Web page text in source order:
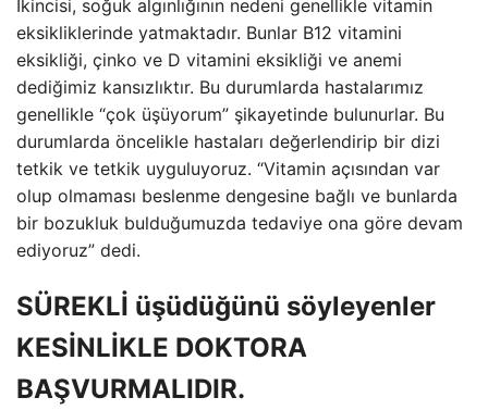
İkincisi, soğuk algınlığının nedeni genellikle vitamin
eksikliklerinde yatmaktadır. Bunlar B12 vitamini
eksikliği, çinko ve D vitamini eksikliği ve anemi
dediğimiz kansızlıktır. Bu durumlarda hastalarımız
genellikle “çok üşüyorum” şikayetinde bulunurlar. Bu
durumlarda öncelikle hastaları değerlendirip bir dizi
tetkik ve tetkik uyguluyoruz. “Vitamin açısından var
olup olmaması beslenme dengesine bağlı ve bunlarda
bir bozukluk bulduğumuzda tedaviye ona göre devam
ediyoruz” dedi.
SÜREKLİ üşüdüğünü söyleyenler
KESİNLİKLE DOKTORA
BAŞVURMALIDIR.